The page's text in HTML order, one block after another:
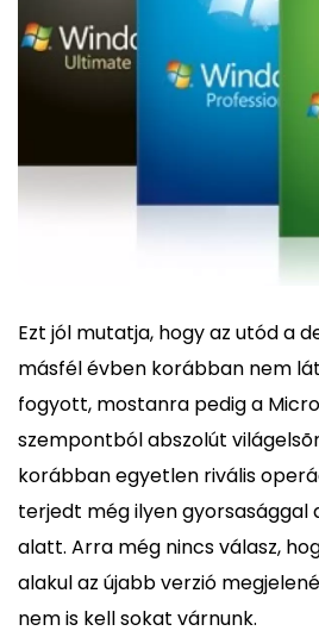
Ezt jól mutatja, hogy az utód a
másfél évben korábban nem
fogyott, mostanra pedig a
szempontból abszolút
korábban egyetlen rivális
terjedt még ilyen gyorsasággal
alatt. Arra még nincs válasz,
alakul az újabb verzió
nem is kell sokat várnunk.